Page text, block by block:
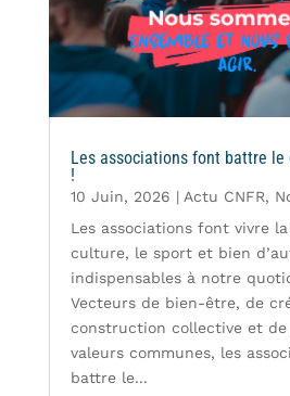
Les associations font battre
!
10 Juin, 2026 | Actu CNFR,
Les associations font vivre
culture, le sport et bien
indispensables à notre
Vecteurs de bien-être, de
construction collective et de
valeurs communes, les
battre le...